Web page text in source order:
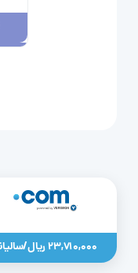
23,710,000 ریال/سالیانه